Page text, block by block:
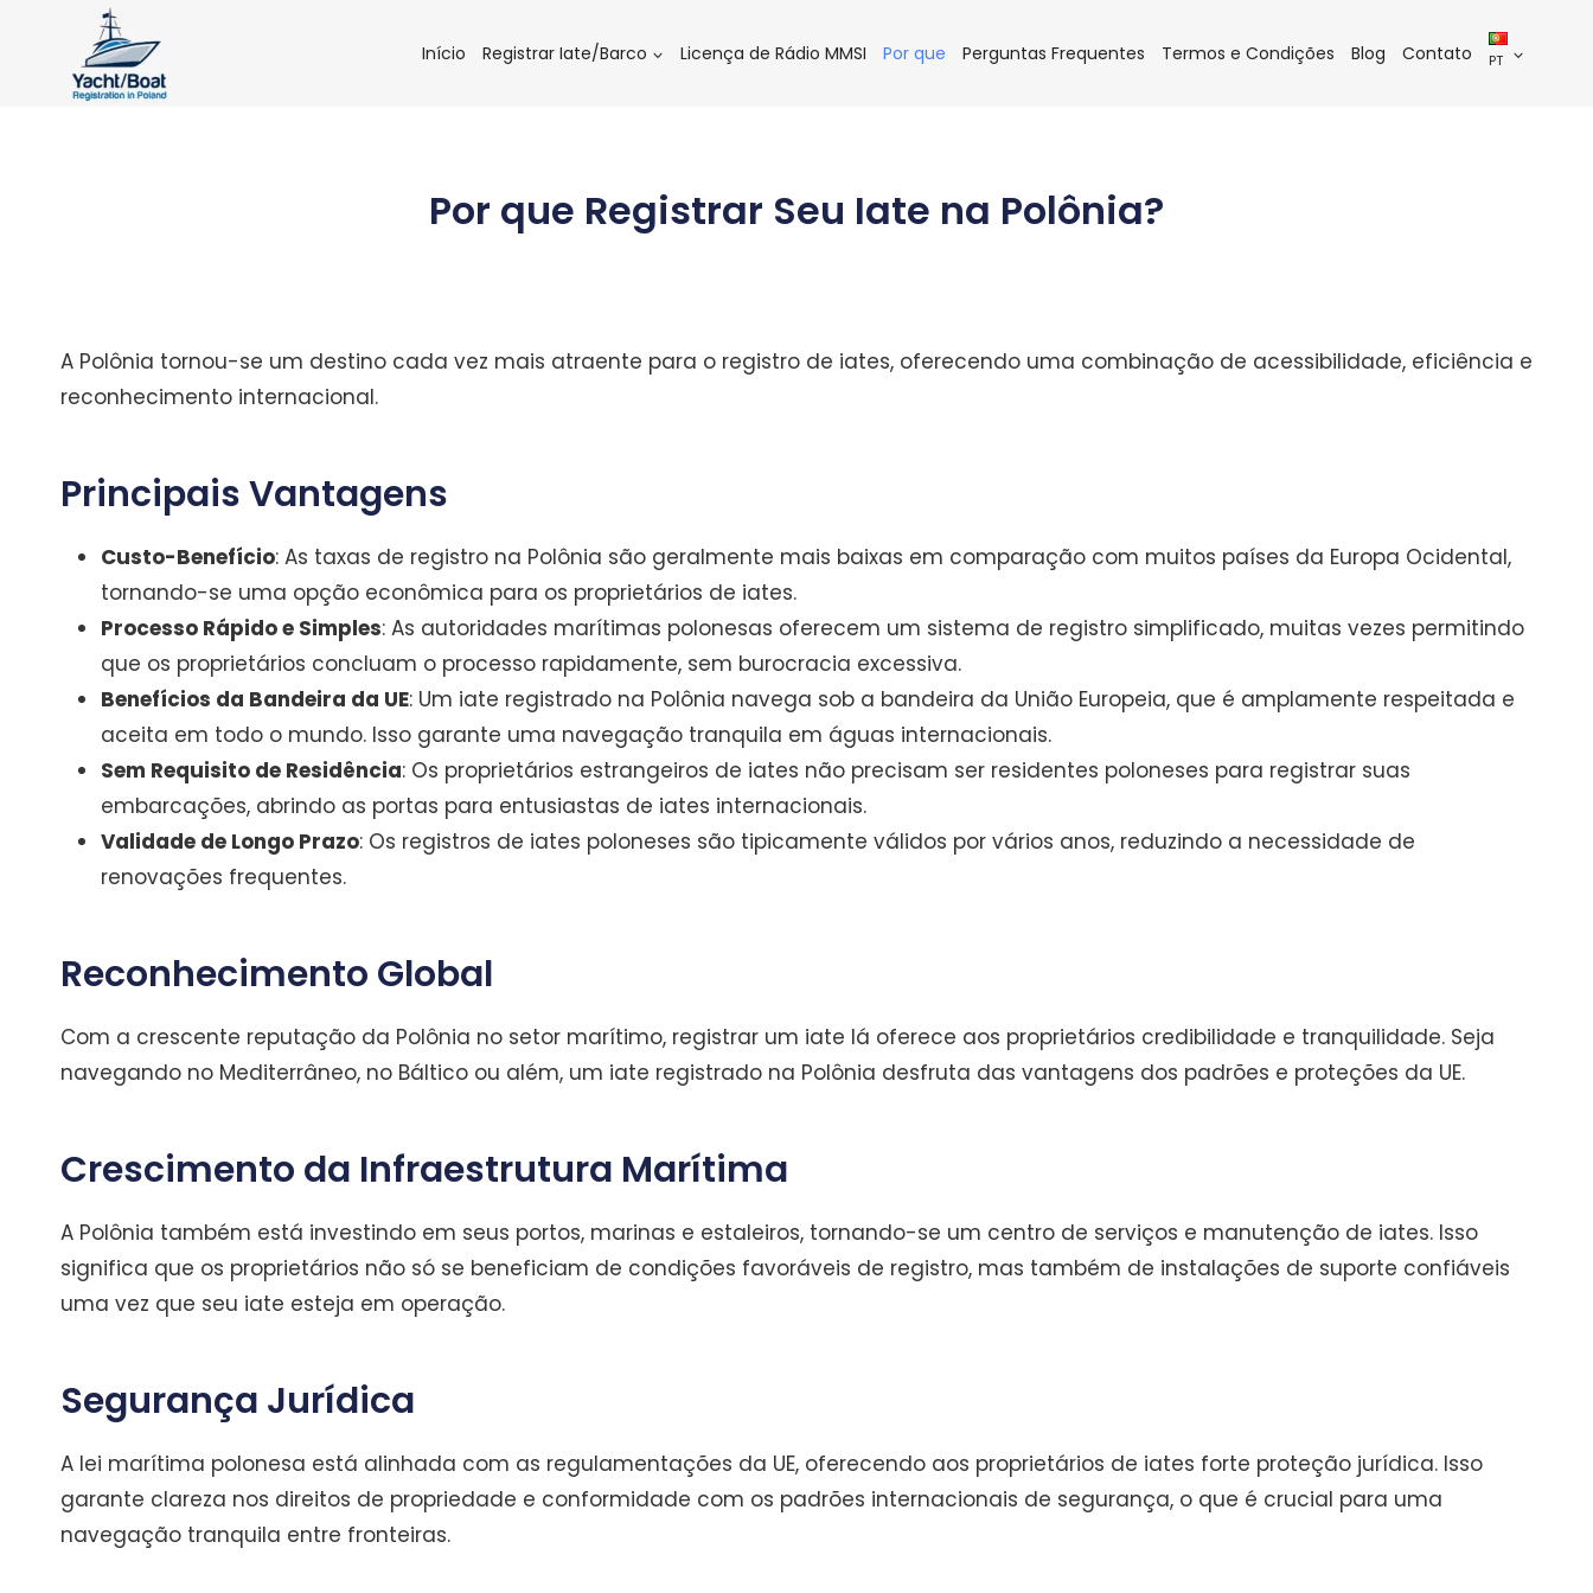
content
Início Registrar Iate/Barco Licença de Rádio MMSI Por que Perguntas Frequentes Termos e Condições Blog Contato PT
Por que Registrar Seu Iate na Polônia?
A Polônia tornou-se um destino cada vez mais atraente para o registro de iates, oferecendo uma combinação de acessibilidade, eficiência e
reconhecimento internacional.
Principais Vantagens
Custo-Benefício: As taxas de registro na Polônia são geralmente mais baixas em comparação com muitos países da Europa Ocidental,
tornando-se uma opção econômica para os proprietários de iates.
Processo Rápido e Simples: As autoridades marítimas polonesas oferecem um sistema de registro simplificado, muitas vezes permitindo
que os proprietários concluam o processo rapidamente, sem burocracia excessiva.
Benefícios da Bandeira da UE: Um iate registrado na Polônia navega sob a bandeira da União Europeia, que é amplamente respeitada e
aceita em todo o mundo. Isso garante uma navegação tranquila em águas internacionais.
Sem Requisito de Residência: Os proprietários estrangeiros de iates não precisam ser residentes poloneses para registrar suas
embarcações, abrindo as portas para entusiastas de iates internacionais.
Validade de Longo Prazo: Os registros de iates poloneses são tipicamente válidos por vários anos, reduzindo a necessidade de
renovações frequentes.
Reconhecimento Global
Com a crescente reputação da Polônia no setor marítimo, registrar um iate lá oferece aos proprietários credibilidade e tranquilidade. Seja
navegando no Mediterrâneo, no Báltico ou além, um iate registrado na Polônia desfruta das vantagens dos padrões e proteções da UE.
Crescimento da Infraestrutura Marítima
A Polônia também está investindo em seus portos, marinas e estaleiros, tornando-se um centro de serviços e manutenção de iates. Isso
significa que os proprietários não só se beneficiam de condições favoráveis de registro, mas também de instalações de suporte confiáveis
uma vez que seu iate esteja em operação.
Segurança Jurídica
A lei marítima polonesa está alinhada com as regulamentações da UE, oferecendo aos proprietários de iates forte proteção jurídica. Isso
garante clareza nos direitos de propriedade e conformidade com os padrões internacionais de segurança, o que é crucial para uma
navegação tranquila entre fronteiras.